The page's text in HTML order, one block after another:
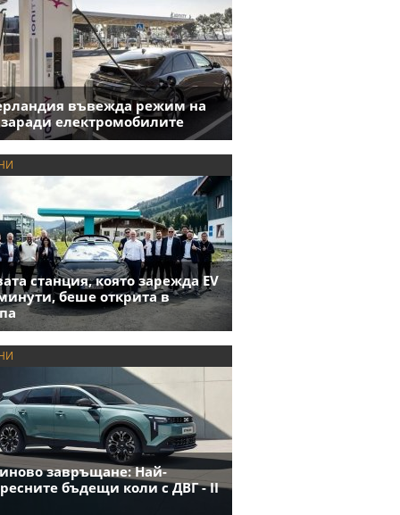
въвежда режим на
заради електромобилите
станция, която зарежда EV
беше открита в
завръщане: Най-
бъдещи коли с ДВГ - II